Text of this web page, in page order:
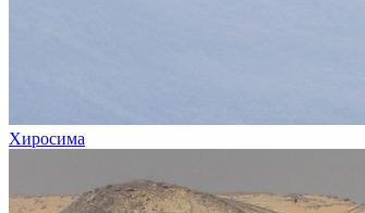
Хиросима